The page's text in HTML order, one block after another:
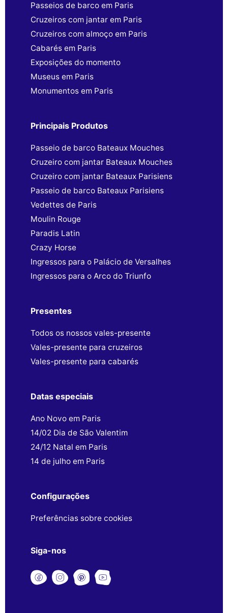
Passeios de barco em Paris
Cruzeiros com jantar em Paris
Cruzeiros com almoço em Paris
Cabarés em Paris
Exposições do momento
Museus em Paris
Monumentos em Paris
Principais Produtos
Passeio de barco Bateaux Mouches
Cruzeiro com jantar Bateaux Mouches
Cruzeiro com jantar Bateaux Parisiens
Passeio de barco Bateaux Parisiens
Vedettes de Paris
Moulin Rouge
Paradis Latin
Crazy Horse
Ingressos para o Palácio de Versalhes
Ingressos para o Arco do Triunfo
Presentes
Todos os nossos vales-presente
Vales-presente para cruzeiros
Vales-presente para cabarés
Datas especiais
Ano Novo em Paris
14/02 Dia de São Valentim
24/12 Natal em Paris
14 de julho em Paris
Configurações
Preferências sobre cookies
Siga-nos